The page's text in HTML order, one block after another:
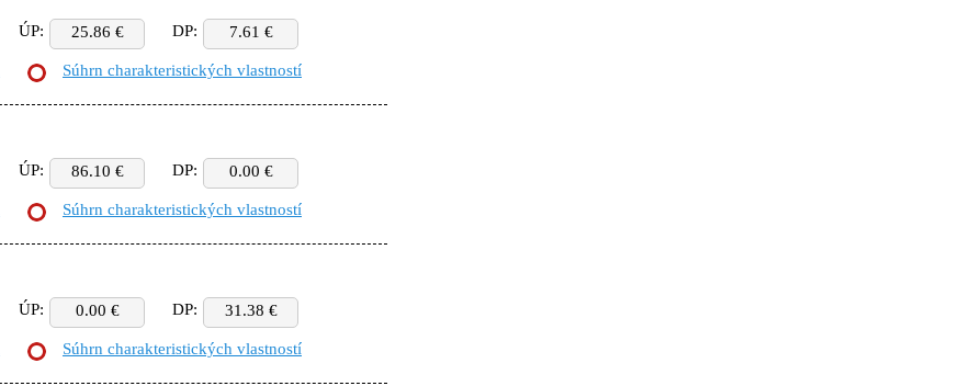
ÚP: 25.86 € DP: 7.61 €
Súhrn charakteristických vlastností
ÚP: 86.10 € DP: 0.00 €
Súhrn charakteristických vlastností
ÚP: 0.00 € DP: 31.38 €
Súhrn charakteristických vlastností